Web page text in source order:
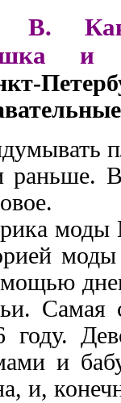
В.
и
раньше.
Самая
году.
и
и,